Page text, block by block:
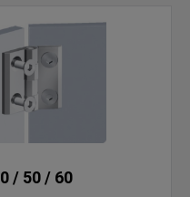
/ 50 / 60